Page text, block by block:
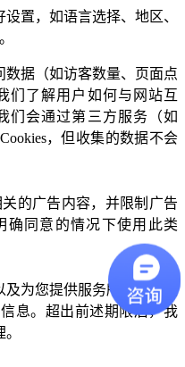
置，如语言选择、地区、
数据（如访客数量、页面点
们了解用户如何与网站互
们会通过第三方服务（如
，但收集的数据不会
的广告内容，并限制广告
确同意的情况下使用此类
为您提供服务所必需的最
息。超出前述期限后，我